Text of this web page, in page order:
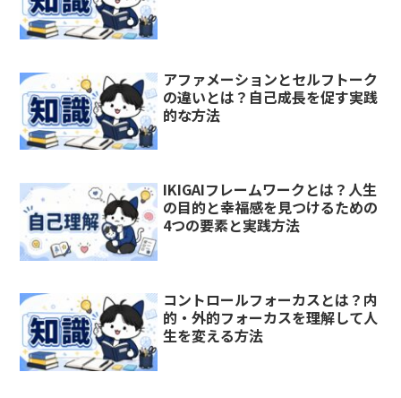
アファメーションとセルフトーク
の違いとは？自己成長を促す実践
的な方法
IKIGAIフレームワークとは？人生
の目的と幸福感を見つけるための
4つの要素と実践方法
コントロールフォーカスとは？内
的・外的フォーカスを理解して人
生を変える方法